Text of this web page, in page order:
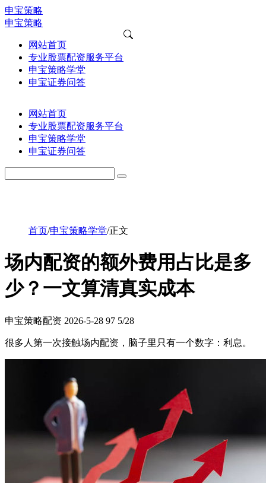
申宝策略
申宝策略
网站首页
专业股票配资服务平台
申宝策略学堂
申宝证券问答
网站首页
专业股票配资服务平台
申宝策略学堂
申宝证券问答
首页/申宝策略学堂/正文
场内配资的额外费用占比是多
少？一文算清真实成本
申宝策略配资 2026-5-28 97 5/28
很多人第一次接触场内配资，脑子里只有一个数字：利息。